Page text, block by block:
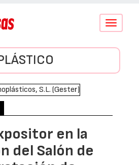
Conmutar
en la
del Salón de